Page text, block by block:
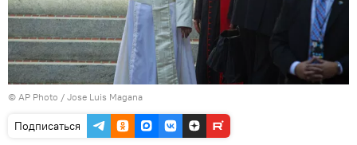
© AP Photo / Jose Luis Magana
Подписаться